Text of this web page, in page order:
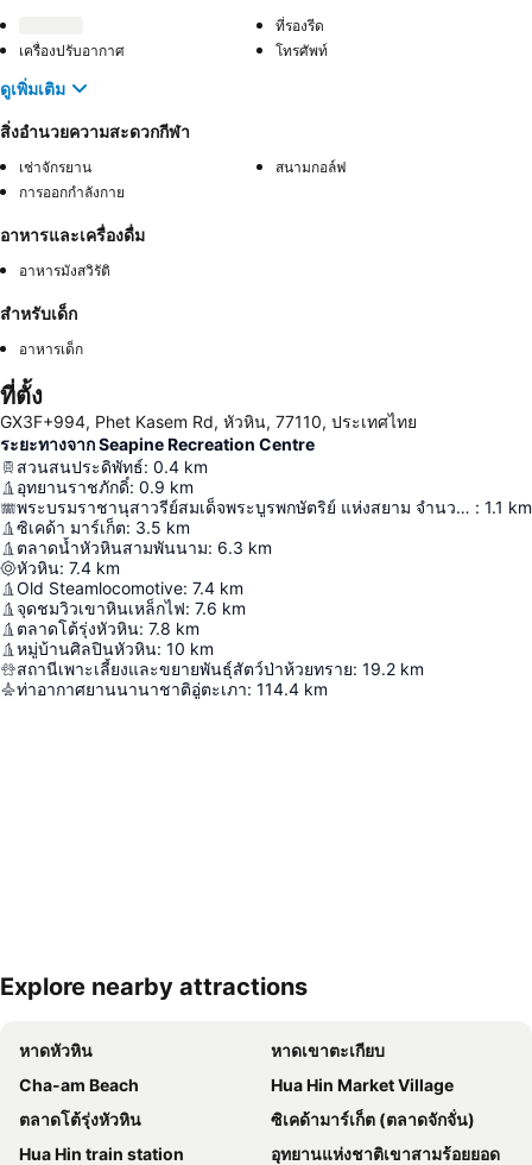
ที่รองรีด
เครื่องปรับอากาศ
โทรศัพท์
ดูเพิ่มเติม
สิ่งอำนวยความสะดวกกีฬา
เช่าจักรยาน
สนามกอล์ฟ
การออกกำลังกาย
อาหารและเครื่องดื่ม
อาหารมังสวิรัติ
สำหรับเด็ก
อาหารเด็ก
ที่ตั้ง
GX3F+994, Phet Kasem Rd, หัวหิน, 77110, ประเทศไทย
ระยะทางจาก Seapine Recreation Centre
สวนสนประดิพัทธ์: 0.4 km
อุทยานราชภักดิ์: 0.9 km
พระบรมราชานุสาวรีย์สมเด็จพระบูรพกษัตริย์ แห่งสยาม จำนวน ๗ พระองค์ : 1.1 km
ซิเคด้า มาร์เก็ต: 3.5 km
ตลาดน้ำหัวหินสามพันนาม: 6.3 km
หัวหิน: 7.4 km
Old Steamlocomotive: 7.4 km
จุดชมวิวเขาหินเหล็กไฟ: 7.6 km
ตลาดโต้รุ่งหัวหิน: 7.8 km
หมู่บ้านศิลปินหัวหิน: 10 km
สถานีเพาะเลี้ยงและขยายพันธุ์สัตว์ป่าห้วยทราย: 19.2 km
ท่าอากาศยานนานาชาติอู่ตะเภา: 114.4 km
Explore nearby attractions
หาดหัวหิน
หาดเขาตะเกียบ
Cha-am Beach
Hua Hin Market Village
ตลาดโต้รุ่งหัวหิน
ซิเคด้ามาร์เก็ต (ตลาดจักจั่น)
Hua Hin train station
อุทยานแห่งชาติเขาสามร้อยยอด